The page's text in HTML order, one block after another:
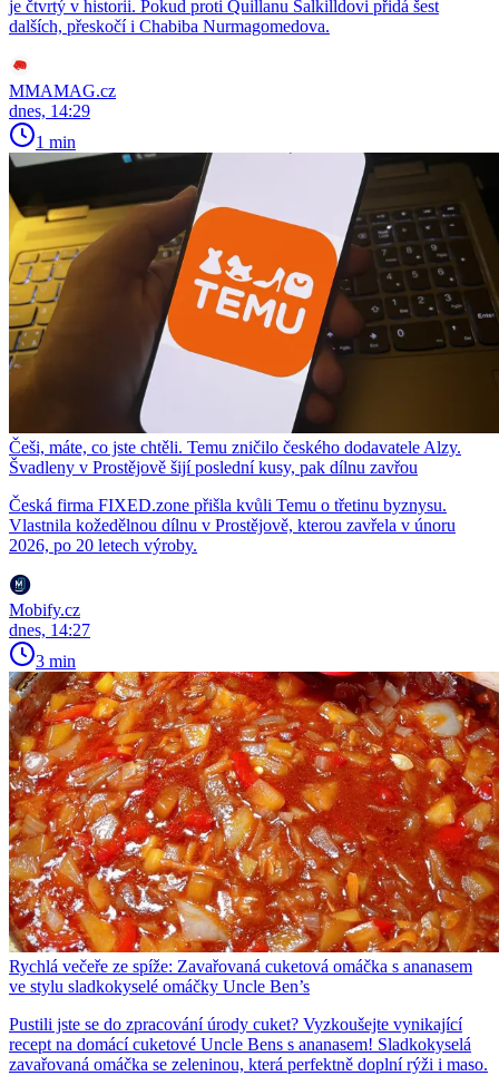
je čtvrtý v historii. Pokud proti Quillanu Salkilldovi přidá šest
dalších, přeskočí i Chabiba Nurmagomedova.
MMAMAG.cz
dnes, 14:29
1 min
Češi, máte, co jste chtěli. Temu zničilo českého dodavatele Alzy.
Švadleny v Prostějově šijí poslední kusy, pak dílnu zavřou
Česká firma FIXED.zone přišla kvůli Temu o třetinu byznysu.
Vlastnila kožedělnou dílnu v Prostějově, kterou zavřela v únoru
2026, po 20 letech výroby.
Mobify.cz
dnes, 14:27
3 min
Rychlá večeře ze spíže: Zavařovaná cuketová omáčka s ananasem
ve stylu sladkokyselé omáčky Uncle Ben’s
Pustili jste se do zpracování úrody cuket? Vyzkoušejte vynikající
recept na domácí cuketové Uncle Bens s ananasem! Sladkokyselá
zavařovaná omáčka se zeleninou, která perfektně doplní rýži i maso.